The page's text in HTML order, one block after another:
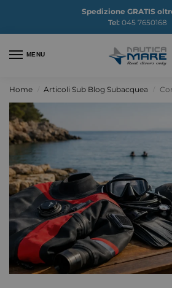
Spedizione GRATIS
Tel: 045 7650168
MENU
Home Articoli Sub Blog Subacquea